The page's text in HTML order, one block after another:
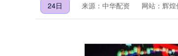
24日 来源：中华配资 网站：辉煌